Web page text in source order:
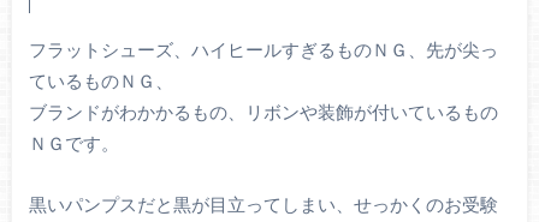
フラットシューズ、ハイヒールすぎるものＮＧ、先が尖っ
ているものＮＧ、
ブランドがわかかるもの、リボンや装飾が付いているもの
ＮＧです。
黒いパンプスだと黒が目立ってしまい、せっかくのお受験